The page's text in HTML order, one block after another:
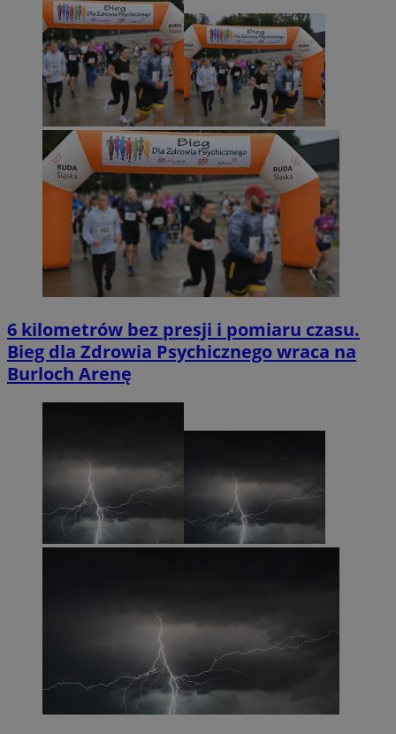
6 kilometrów bez presji i pomiaru czasu.
Bieg dla Zdrowia Psychicznego wraca na
Burloch Arenę